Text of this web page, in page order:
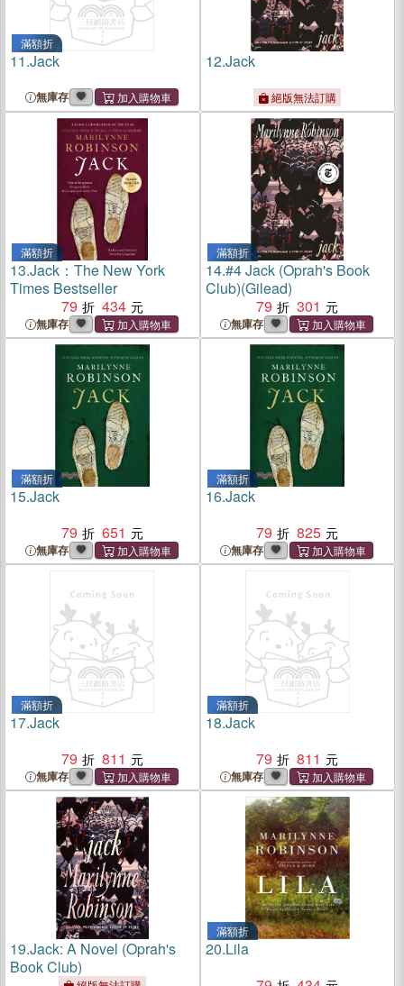
滿額折
11.Jack
無庫存
12.Jack
絕版無法訂購
滿額折
13.Jack：The New York
Times Bestseller
79
434
無庫存
滿額折
14.#4 Jack (Oprah's Book
Club)(Gilead)
79
301
無庫存
滿額折
15.Jack
79
651
無庫存
滿額折
16.Jack
79
825
無庫存
滿額折
17.Jack
79
811
無庫存
滿額折
18.Jack
79
811
無庫存
19.Jack: A Novel (Oprah's
Book Club)
滿額折
20.Lila